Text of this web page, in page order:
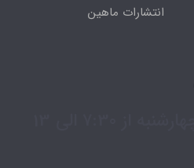
انتشارات ماهین